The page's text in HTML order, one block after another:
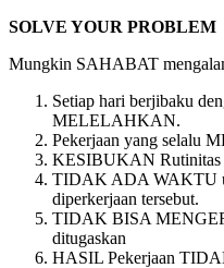
SOLVE YOUR PROBLEM
Mungkin SAHABAT
Setiap hari berjibaku
MELELAHKAN.
Pekerjaan yang selalu
KESIBUKAN Rutinitas
TIDAK ADA WAKTU
diperkerjaan tersebut.
TIDAK BISA
ditugaskan
HASIL Pekerjaan